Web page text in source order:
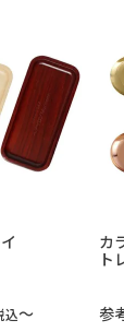
ャメルの3色
合わせた選
やメッセ
応してい
な
開
耐
レ
熨
備
込
カ
ト
参